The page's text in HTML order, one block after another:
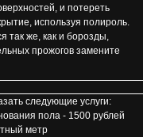
и потереть
используя полироль.
так же, как и борозды,
прожогов замените
следующие услуги:
пола - 1500 рублей
метр